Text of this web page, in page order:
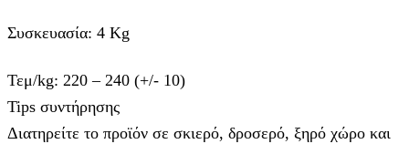
Συσκευασία: 4 Kg
Τεμ/kg: 220 – 240 (+/- 10)
Tips συντήρησης
Διατηρείτε το προϊόν σε σκιερό, δροσερό, ξηρό χώρο και